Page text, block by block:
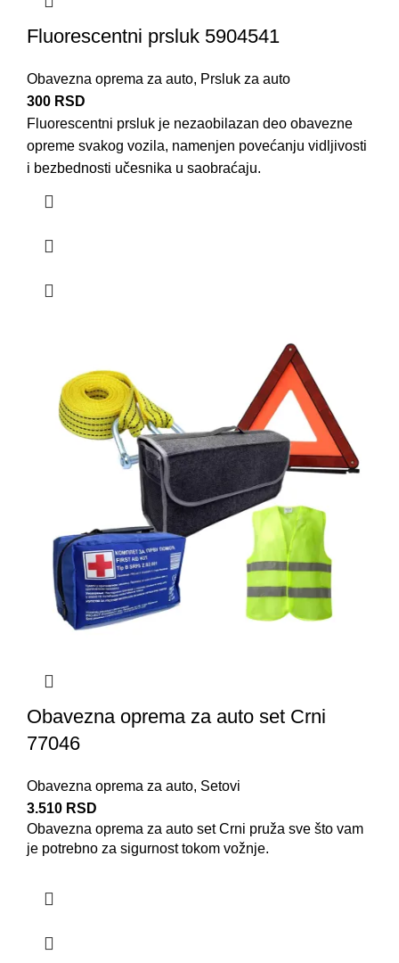
Fluorescentni prsluk 5904541
Obavezna oprema za auto, Prsluk za auto
300 RSD
Fluorescentni prsluk je nezaobilazan deo obavezne
opreme svakog vozila, namenjen povećanju vidljivosti
i bezbednosti učesnika u saobraćaju.
Obavezna oprema za auto set Crni
77046
Obavezna oprema za auto, Setovi
3.510 RSD
Obavezna oprema za auto set Crni pruža sve što vam
je potrebno za sigurnost tokom vožnje.